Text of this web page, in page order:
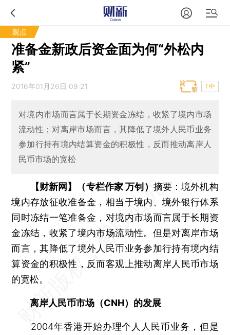
观点
准备金新政后资金面为何“外松内
紧”
2016年01月26日 09:21 T中
对境内市场而言属于长期资金冻结，收紧了境内市场
流动性；对离岸市场而言，其降低了境外人民币业务
参加行持有境内结算资金的积极性，反而推动离岸人
民币市场的宽松
【财新网】（专栏作家 万钊） 摘要：境外机构
境内存放征收准备金，相当于境内、境外银行体系
同时冻结一笔准备金，对境内市场而言属于长期资
金冻结，收紧了境内市场流动性。但是对离岸市场
而言，其降低了境外人民币业务参加行持有境内结
算资金的积极性，反而客观上推动离岸人民币市场
的宽松。
离岸人民币市场（CNH）的发展
2004年香港开始办理个人人民币业务，但是